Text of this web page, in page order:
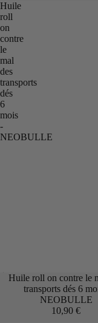
Huile
roll
on
contre
le
mal
des
transports
dés
6
mois
-
NEOBULLE
Épuisé
Huile roll on contre le
transports dés 6
NEOBULLE
10,90 €